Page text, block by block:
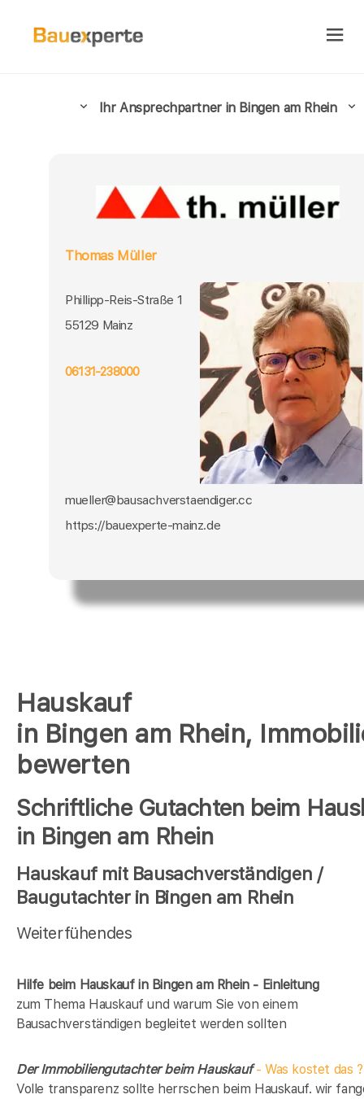
Hauskauf
in Bingen am Rhein,
bewerten
Schriftliche Gutachten beim
in Bingen am Rhein
Hauskauf mit Bausachverständigen /
Baugutachter in Bingen am Rhein
Weiterfühendes
Hilfe beim Hauskauf in Bingen am Rhein - Einleitung
zum Thema Hauskauf und warum Sie von einem
Bausachverständigen begleitet werden sollten
Der Immobiliengutachter beim Hauskauf- Was kostet das ?
Volle transparenz sollte herrschen beim Hauskauf. wir
Ihr Ansprechpartner in Bingen am Rhein
Thomas Müller
Phillipp-Reis-Straße 1
55129 Mainz
06131-238000
mueller@bausachverstaendiger.cc
https://bauexperte-mainz.de